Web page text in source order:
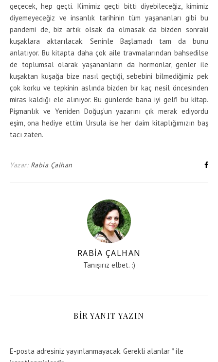
geçecek, hep geçti. Kimimiz geçti bitti diyebileceğiz, kimimiz
diyemeyeceğiz ve insanlık tarihinin tüm yaşananları gibi bu
pandemi de, biz artık olsak da olmasak da bizden sonraki
kuşaklara aktarılacak. Seninle Başlamadı tam da bunu
anlatıyor. Bu kitapta daha çok aile travmalarından bahsedilse
de toplumsal olarak yaşananların da hormonlar, genler ile
kuşaktan kuşağa bize nasıl geçtiği, sebebini bilmediğimiz pek
çok korku ve tepkinin aslında bizden bir kaç nesil öncesinden
miras kaldığı ele alınıyor. Bu günlerde bana iyi gelfi bu kitap.
Pişmanlık ve Yeniden Doğuş’un yazarını çık merak ediyordu
eşim, ona hediye ettim. Ursula ise her daim kitaplığımızın baş
tacı zaten.
Yazar: Rabia Çalhan
RABIA ÇALHAN
Tanışırız elbet. :)
BIR YANIT YAZIN
E-posta adresiniz yayınlanmayacak. Gerekli alanlar *ile